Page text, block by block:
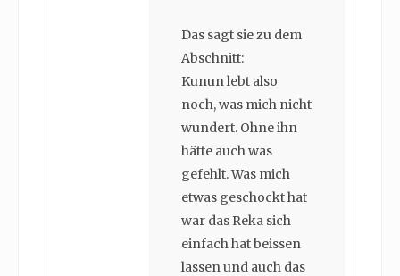
Das sagt sie zu dem
Abschnitt:
Kunun lebt also
noch, was mich nicht
wundert. Ohne ihn
hätte auch was
gefehlt. Was mich
etwas geschockt hat
war das Reka sich
einfach hat beissen
lassen und auch das